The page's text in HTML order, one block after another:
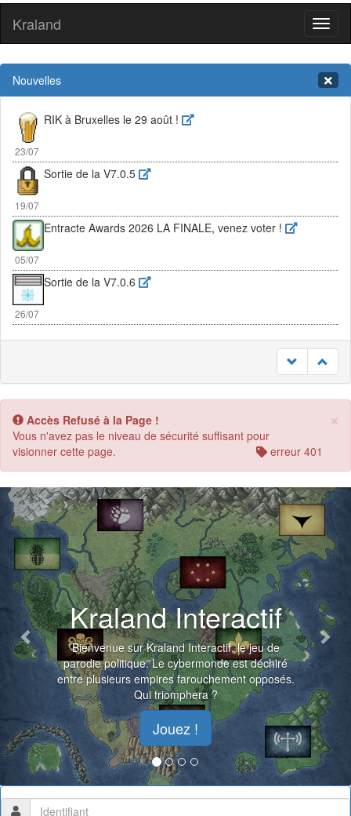
Kraland
Nouvelles
23/07
RIK à Bruxelles le 29 août !
19/07
Sortie de la V7.0.5
05/07
Entracte Awards 2026 LA FINALE, venez voter !
26/07
Sortie de la V7.0.6
×
Accès Refusé à la Page !
Vous n'avez pas le niveau de sécurité suffisant pour
visionner cette page.
erreur 401
Kraland Interactif
Bienvenue sur Kraland Interactif, le jeu de
parodie politique. Le cybermonde est déchiré
entre plusieurs empires farouchement opposés.
Qui triomphera ?
Jouez !
Previous